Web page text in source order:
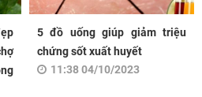
5 đồ uống giúp giảm triệu
chứng sốt xuất huyết
11:38 04/10/2023